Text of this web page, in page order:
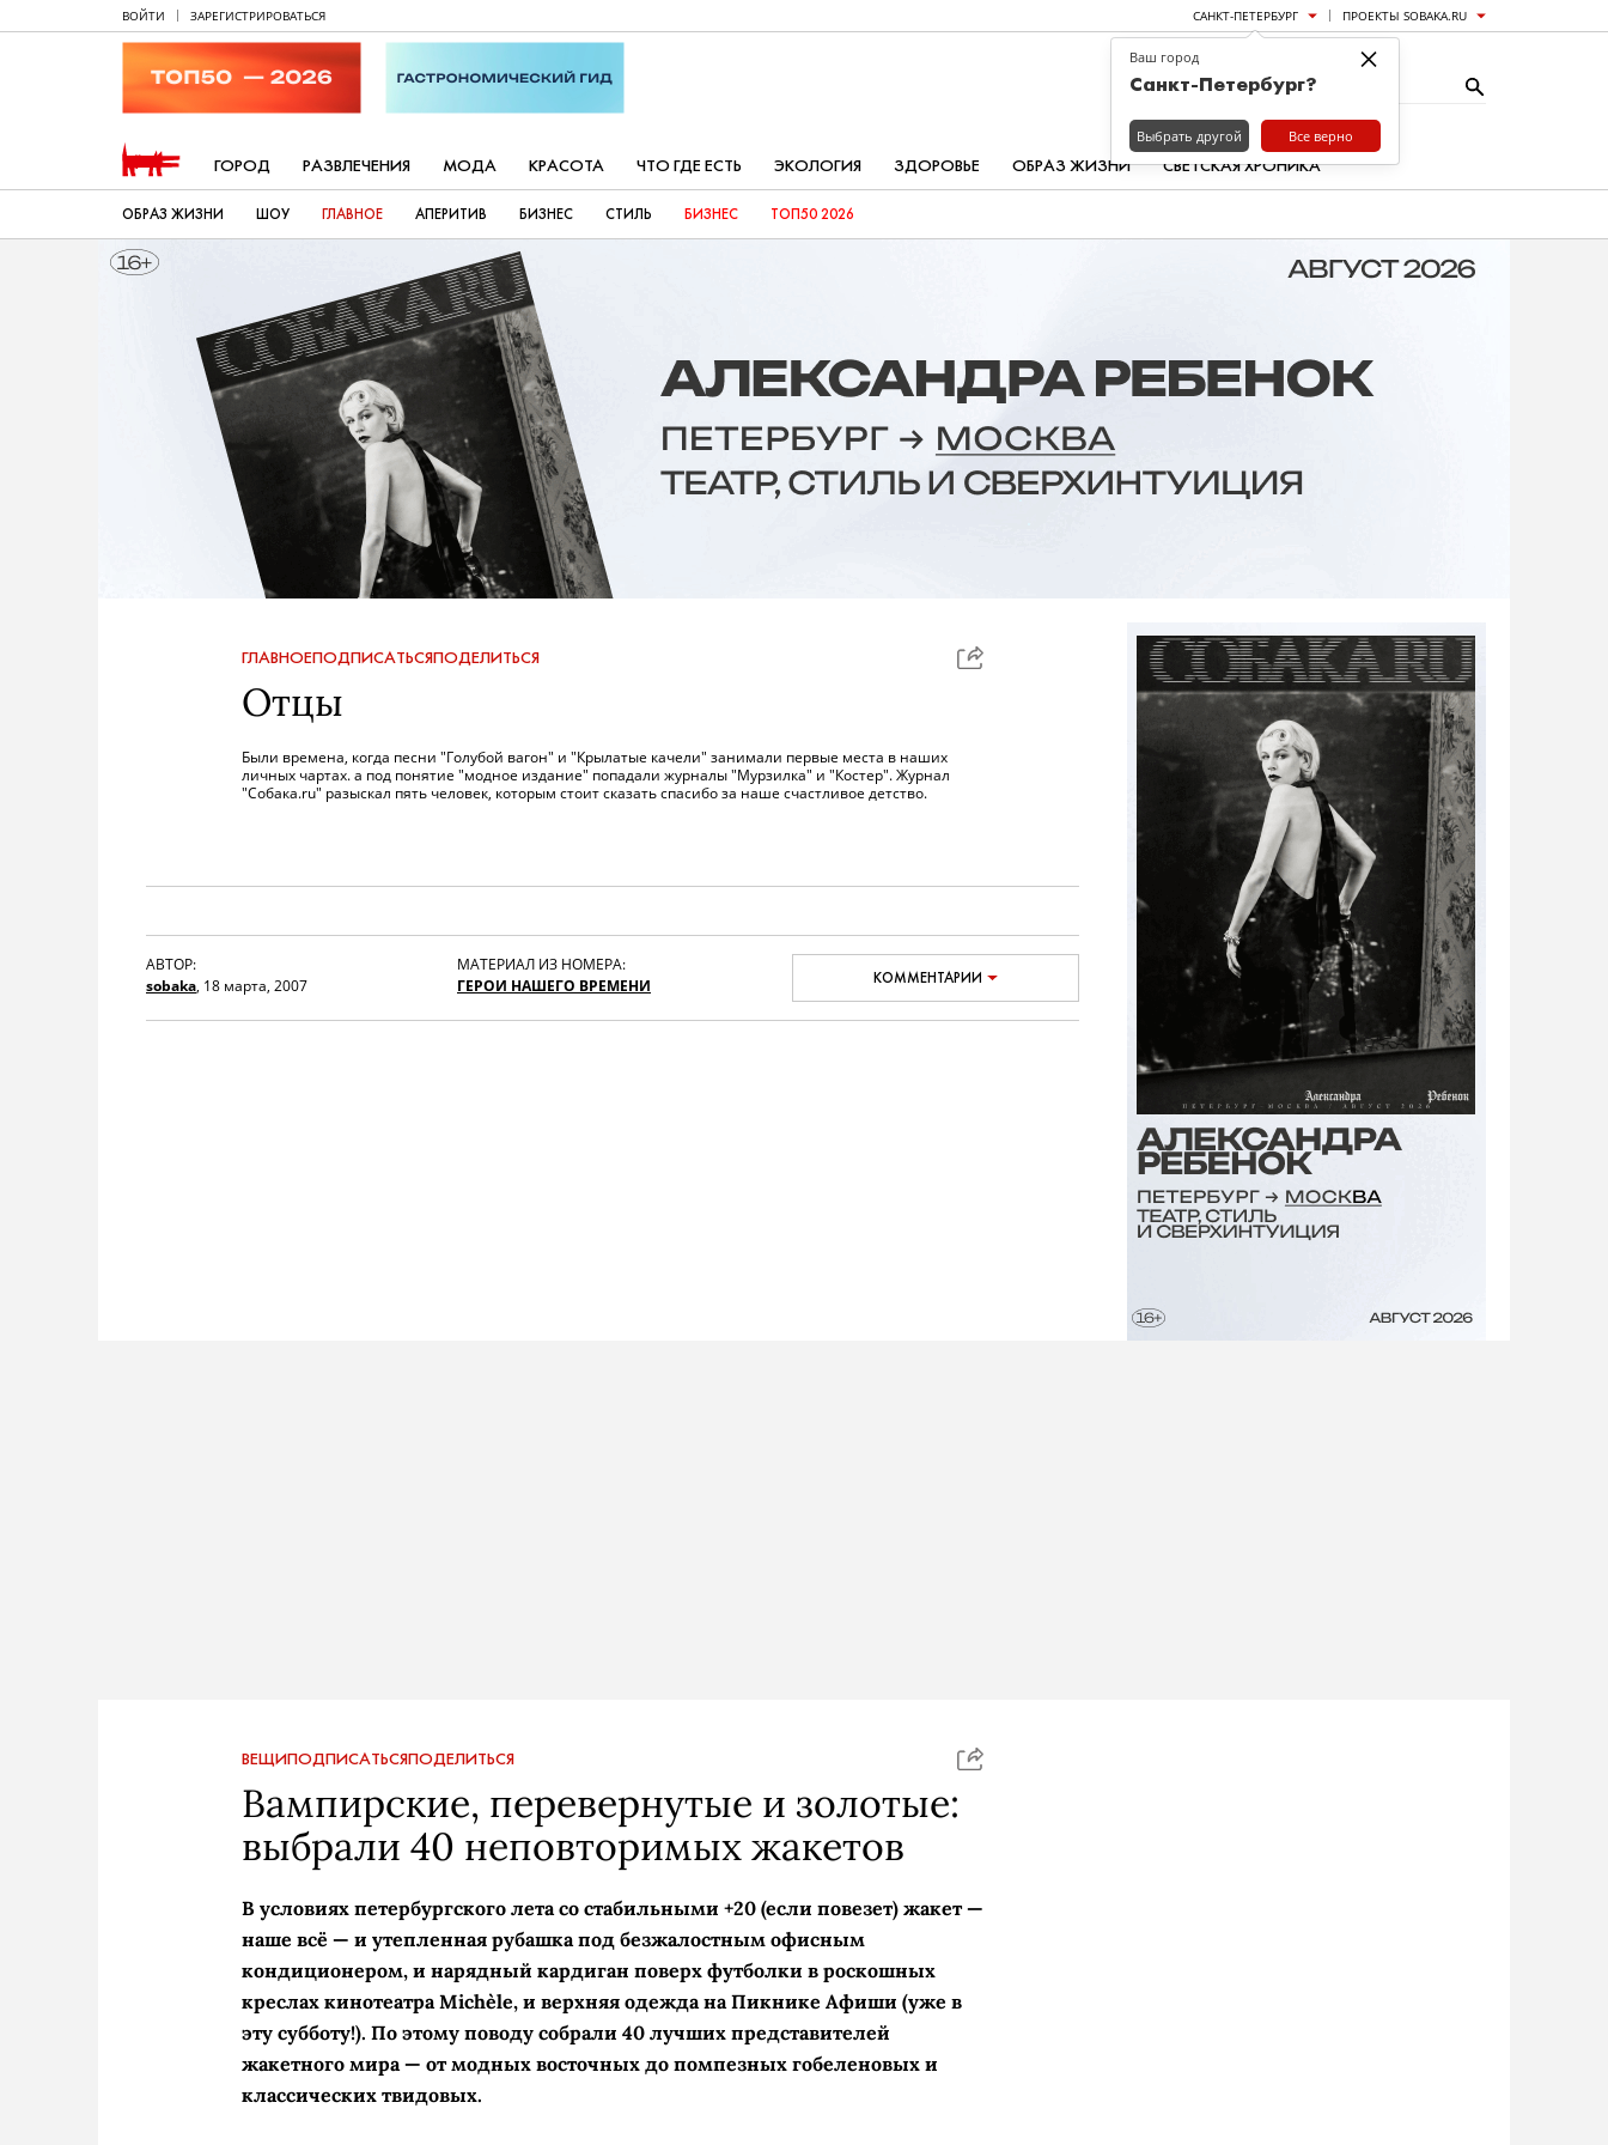
ВОЙТИ ЗАРЕГИСТРИРОВАТЬСЯ САНКТ-ПЕТЕРБУРГ ПРОЕКТЫ SOBAKA.RU
ГОРОД РАЗВЛЕЧЕНИЯ МОДА КРАСОТА ЧТО ГДЕ ЕСТЬ ЭКОЛОГИЯ ЗДОРОВЬЕ ОБРАЗ ЖИЗНИ СВЕТСКАЯ ХРОНИКА
ОБРАЗ ЖИЗНИ ШОУ ГЛАВНОЕ АПЕРИТИВ БИЗНЕС СТИЛЬ БИЗНЕС ТОП50 2026
ГЛАВНОЕПОДПИСАТЬСЯПОДЕЛИТЬСЯ
Отцы
Были времена, когда песни "Голубой вагон" и "Крылатые качели" занимали первые места в наших
личных чартах. а под понятие "модное издание" попадали журналы "Мурзилка" и "Костер". Журнал
"Собака.ru" разыскал пять человек, которым стоит сказать спасибо за наше счастливое детство.
АВТОР:
sobaka, 18 марта, 2007
МАТЕРИАЛ ИЗ НОМЕРА:
ГЕРОИ НАШЕГО ВРЕМЕНИ
КОММЕНТАРИИ
ВЕЩИПОДПИСАТЬСЯПОДЕЛИТЬСЯ
Вампирские, перевернутые и золотые:
выбрали 40 неповторимых жакетов
В условиях петербургского лета со стабильными +20 (если повезет) жакет —
наше всё — и утепленная рубашка под безжалостным офисным
кондиционером, и нарядный кардиган поверх футболки в роскошных
креслах кинотеатра Michèle, и верхняя одежда на Пикнике Афиши (уже в
эту субботу!). По этому поводу собрали 40 лучших представителей
жакетного мира — от модных восточных до помпезных гобеленовых и
классических твидовых.
×
Ваш город
Санкт-Петербург?
Выбрать другой Все верно